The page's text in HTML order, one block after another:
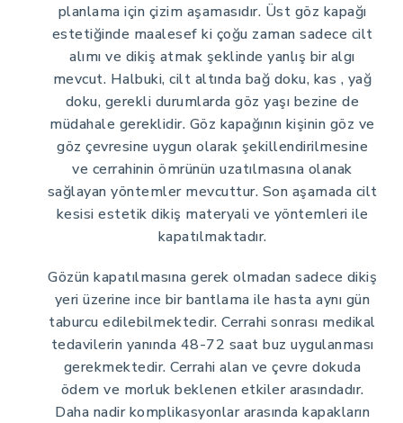
planlama için çizim aşamasıdır. Üst göz kapağı
estetiğinde maalesef ki çoğu zaman sadece cilt
alımı ve dikiş atmak şeklinde yanlış bir algı
mevcut. Halbuki, cilt altında bağ doku, kas , yağ
doku, gerekli durumlarda göz yaşı bezine de
müdahale gereklidir. Göz kapağının kişinin göz ve
göz çevresine uygun olarak şekillendirilmesine
ve cerrahinin ömrünün uzatılmasına olanak
sağlayan yöntemler mevcuttur. Son aşamada cilt
kesisi estetik dikiş materyali ve yöntemleri ile
kapatılmaktadır.
Gözün kapatılmasına gerek olmadan sadece dikiş
yeri üzerine ince bir bantlama ile hasta aynı gün
taburcu edilebilmektedir. Cerrahi sonrası medikal
tedavilerin yanında 48-72 saat buz uygulanması
gerekmektedir. Cerrahi alan ve çevre dokuda
ödem ve morluk beklenen etkiler arasındadır.
Daha nadir komplikasyonlar arasında kapakların